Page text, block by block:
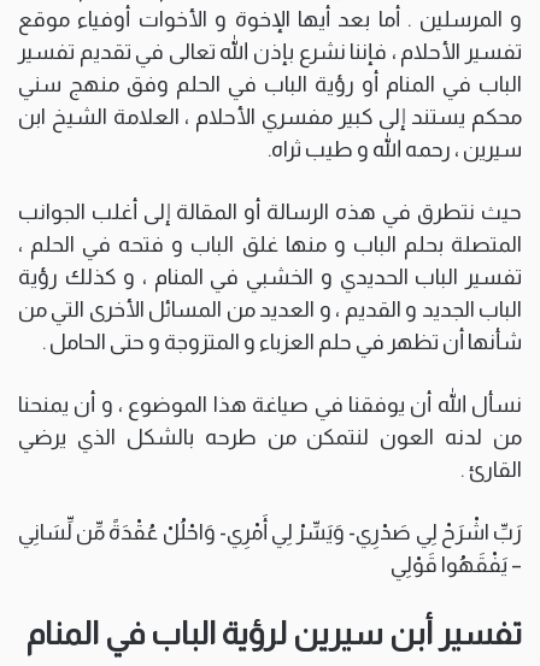
و المرسلين . أما بعد أيها الإخوة و الأخوات أوفياء موقع
تفسير الأحلام ، فإننا نشرع بإذن الله تعالى في تقديم تفسير
الباب في المنام أو رؤية الباب في الحلم وفق منهج سني
محكم يستند إلى كبير مفسري الأحلام ، العلامة الشيخ ابن
سيرين ، رحمه الله و طيب ثراه.
حيث نتطرق في هذه الرسالة أو المقالة إلى أغلب الجوانب
المتصلة بحلم الباب و منها غلق الباب و فتحه في الحلم ،
تفسير الباب الحديدي و الخشبي في المنام ، و كذلك رؤية
الباب الجديد و القديم ، و العديد من المسائل الأخرى التي من
شأنها أن تظهر في حلم العزباء و المتزوجة و حتى الحامل .
نسأل الله أن يوفقنا في صياغة هذا الموضوع ، و أن يمنحنا
من لدنه العون لنتمكن من طرحه بالشكل الذي يرضي
القارئ .
رَبِّ اشْرَحْ لِي صَدْرِي- وَيَسِّرْ لِي أَمْرِي- وَاحْلُلْ عُقْدَةً مِّن لِّسَانِي
– يَفْقَهُوا قَوْلِي
تفسير أبن سيرين لرؤية الباب في المنام